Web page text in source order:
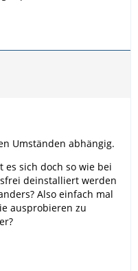
Umständen abhängig.
es sich doch so wie bei
deinstalliert werden
Also einfach mal
ausprobieren zu